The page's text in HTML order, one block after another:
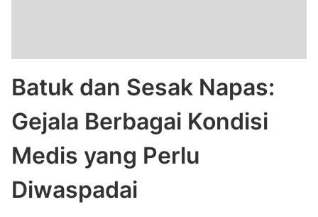
Batuk dan Sesak Napas:
Gejala Berbagai Kondisi
Medis yang Perlu
Diwaspadai